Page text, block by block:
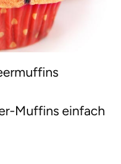
Muffins einfach